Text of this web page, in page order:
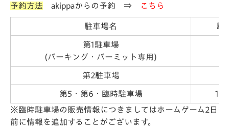
予約方法 akippaからの予約 ⇒ こちら
駐車場名 駐
第1駐車場
(パーキング・パーミット専用)
第2駐車場
第5・第6・臨時駐車場
※臨時駐車場の販売情報につきましてはホームゲーム2日
前に情報を追加することがございます。